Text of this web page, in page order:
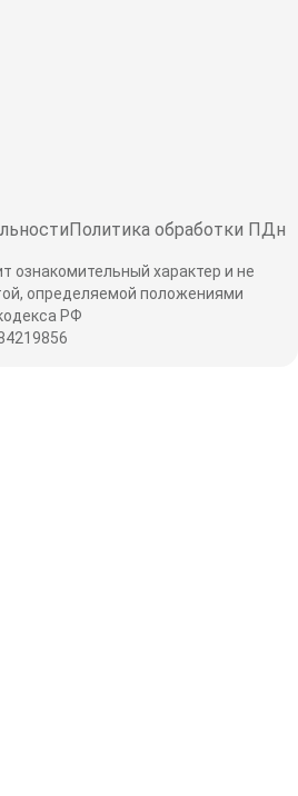
Политика обработки ПДн
ознакомительный характер и не
определяемой положениями
РФ